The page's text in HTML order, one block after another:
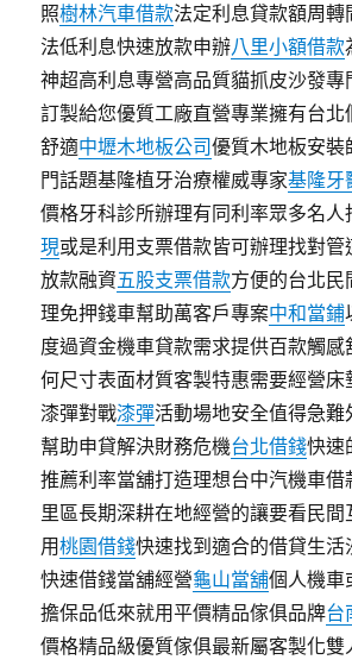
照樹林汽車借款法定利息貸款額周
法低利息快速放款申辦八里小額借款
神超高利息專營高品質貓抓皮沙發專
訂製給您優質工廠直營專業擁有台北
舒適中壢木地板公司優質木地板安
門話題基隆植牙治療權威專家基隆牙
價格牙科診所辦理有同利率眾多名人
現或是利用支票借款皆可辦理找對
放款融資五股支票借款方便的台北民
理免押錢車幫助萬客戶專案中和當鋪
度過資金機車貸款需求提供百款觸感
何尺寸表面材質客製特惠需要經營床
漆彈對戰漆彈活動場地安全值得急難
幫助申貸解決財務危機台北借錢快速
推薦利率當舖打造理想台中汽機車借
里區長期深耕在地經營的讓要看民間
用桃園借錢快速找到適合的借貸生活
快速借錢當舖經營龜山當舖個人機車
擔保品低來就用平價精品傢俱品牌台
價格精品級優質傢俱最新屬客製化雙